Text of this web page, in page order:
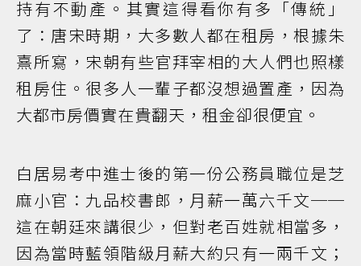
持有不動產。其實這得看你有多「傳統」
了：唐宋時期，大多數人都在租房，根據朱
熹所寫，宋朝有些官拜宰相的大人們也照樣
租房住。很多人一輩子都沒想過置產，因為
大都市房價實在貴翻天，租金卻很便宜。
白居易考中進士後的第一份公務員職位是芝
麻小官：九品校書郎，月薪一萬六千文──
這在朝廷來講很少，但對老百姓就相當多，
因為當時藍領階級月薪大約只有一兩千文；